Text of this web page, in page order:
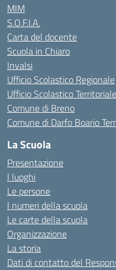
MIM
S.O.F.I.A.
Carta del docente
Scuola in Chiaro
Invalsi
Ufficio Scolastico Regionale
Ufficio Scolastico Territoriale
Comune di Breno
Comune di Darfo Boario
La Scuola
Presentazione
I luoghi
Le persone
I numeri della scuola
Le carte della scuola
Organizzazione
La storia
Dati di contatto del